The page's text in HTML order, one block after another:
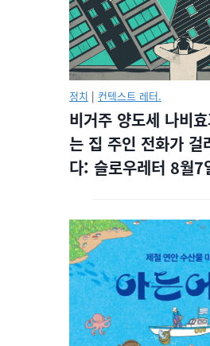
정치 | 컨텍스트 레터.
비거주 양도세 나비
는 집 주인 전화가 걸
다: 슬로우레터 8월7